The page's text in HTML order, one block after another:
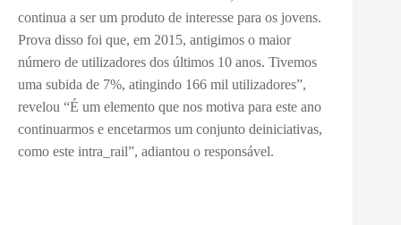
continua a ser um produto de interesse para os jovens.
Prova disso foi que, em 2015, antigimos o maior
número de utilizadores dos últimos 10 anos. Tivemos
uma subida de 7%, atingindo 166 mil utilizadores”,
revelou “É um elemento que nos motiva para este ano
continuarmos e encetarmos um conjunto deiniciativas,
como este intra_rail”, adiantou o responsável.